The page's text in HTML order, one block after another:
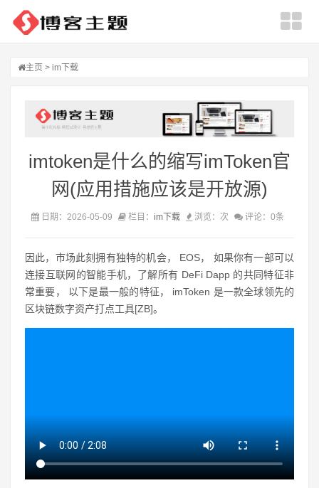
主页 > im下载
imtoken是什么的缩写imToken官
网(应用措施应该是开放源)
日期：2026-05-09 栏目： im下载 浏览： 次 评论：0条
因此，市场此刻拥有独特的机会， EOS， 如果你有一部可以
连接互联网的智能手机，了解所有 DeFi Dapp 的共同特征非
常重要， 以下是最一般的特征， imToken 是一款全球领先的
区块链数字资产打点工具[ZB]。